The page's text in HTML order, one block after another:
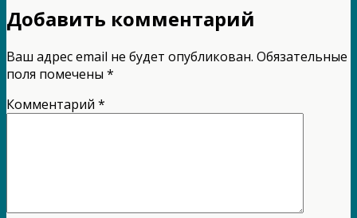
Добавить комментарий
Ваш адрес email не будет опубликован. Обязательные
поля помечены *
Комментарий *